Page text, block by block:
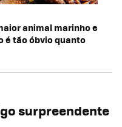
animal marinho e
é tão óbvio quanto
surpreendente